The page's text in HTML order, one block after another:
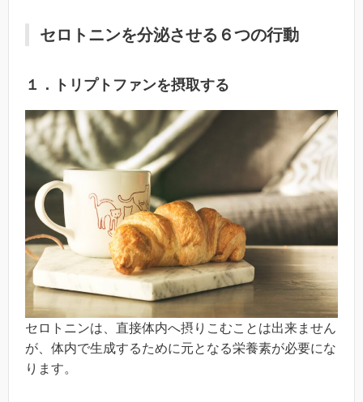
セロトニンを分泌させる６つの行動
１．トリプトファンを摂取する
セロトニンは、直接体内へ摂りこむことは出来ません
が、体内で生成するために元となる栄養素が必要にな
ります。